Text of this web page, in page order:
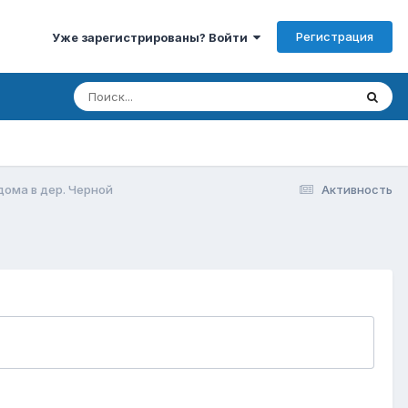
Уже зарегистрированы? Войти Регистрация
Активность
в дер. Черной